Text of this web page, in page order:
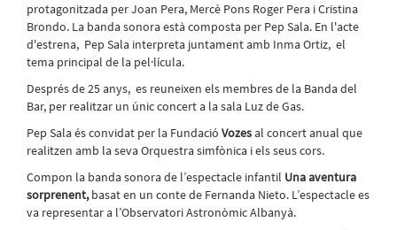
protagonitzada per Joan Pera, Mercè Pons Roger Pera i Cristina
Brondo. La banda sonora està composta per Pep Sala. En l'acte
d'estrena, Pep Sala interpreta juntament amb Inma Ortiz, el
tema principal de la pel·lícula.
Després de 25 anys, es reuneixen els membres de la Banda del
Bar, per realitzar un únic concert a la sala Luz de Gas.
Pep Sala és convidat per la Fundació Vozesal concert anual que
realitzen amb la seva Orquestra simfònica i els seus cors.
Compon la banda sonora de l’espectacle infantil Una aventura
sorprenent,basat en un conte de Fernanda Nieto. L’espectacle es
va representar a l’Observatori Astronòmic Albanyà.